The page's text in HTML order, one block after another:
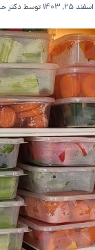
اسفند 25, 1403 توسطدکتر